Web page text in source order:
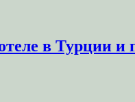
в Турции